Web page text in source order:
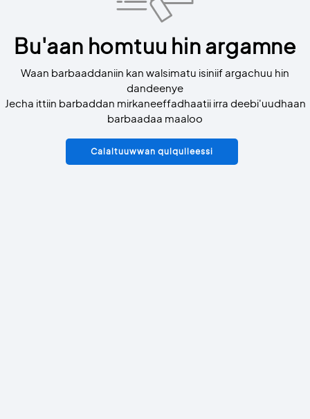
Bu'aan homtuu hin argamne
Waan barbaaddaniin kan walsimatu isiniif argachuu hin
dandeenye
Jecha ittiin barbaddan mirkaneeffadhaatii irra deebi'uudhaan
barbaadaa maaloo
Calaltuuwwan qulqulleessi